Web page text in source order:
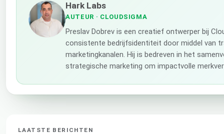
Hark Labs
AUTEUR · CLOUDSIGMA
Preslav Dobrev is een creatief ontwerper bij
consistente bedrijfsidentiteit door middel van
marketingkanalen. Hij is bedreven in het
strategische marketing om impactvolle
LAATSTE BERICHTEN